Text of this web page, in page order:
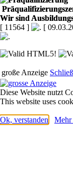
Wir sind
[ 11564 ]
[
große Anzeige
Diese Website nutzt
This website uses
Ok, verstanden Mehr